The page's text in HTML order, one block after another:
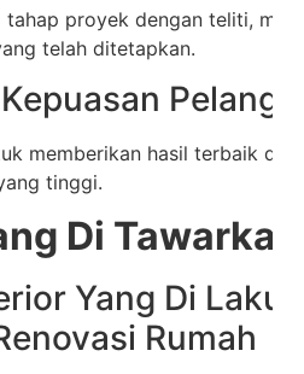
tahap proyek dengan teliti,
telah ditetapkan.
memberikan hasil terbaik
tinggi.
Di Tawarkan
Yang Di
Rumah